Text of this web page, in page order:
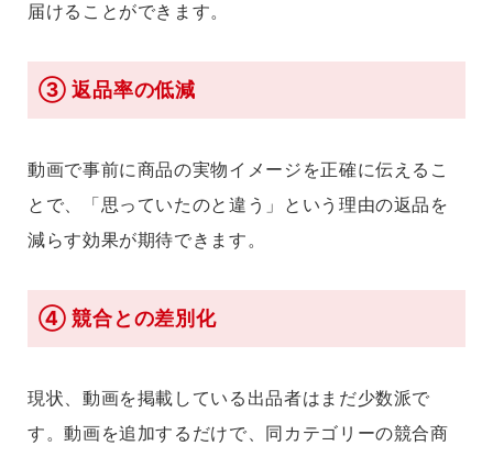
届けることができます。
③ 返品率の低減
動画で事前に商品の実物イメージを正確に伝えるこ
とで、「思っていたのと違う」という理由の返品を
減らす効果が期待できます。
④ 競合との差別化
現状、動画を掲載している出品者はまだ少数派で
す。動画を追加するだけで、同カテゴリーの競合商